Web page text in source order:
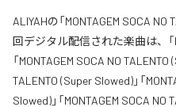
ALIYAHの「MONTAGEM SOCA
回デジタル配信された楽曲は、「
「MONTAGEM SOCA NO TALENTO
TALENTO (Super Slowed)」「
Slowed)」「MONTAGEM SOCA